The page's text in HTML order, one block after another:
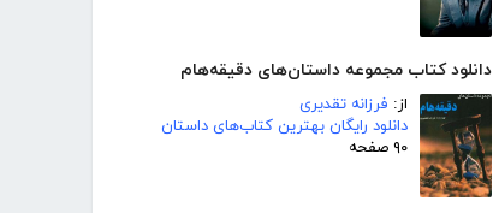
دانلود کتاب مجموعه داستان‌های دقیقه‌هام
از: فرزانه تقدیری
دانلود رایگان بهترین کتاب‌های داستان
۹۰ صفحه